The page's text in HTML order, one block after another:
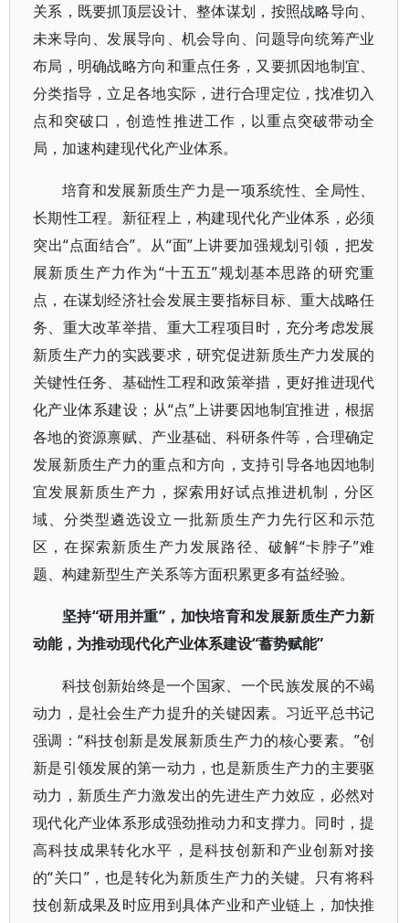
关系，既要抓顶层设计、整体谋划，按照战略导向、
未来导向、发展导向、机会导向、问题导向统筹产业
布局，明确战略方向和重点任务，又要抓因地制宜、
分类指导，立足各地实际，进行合理定位，找准切入
点和突破口，创造性推进工作，以重点突破带动全
局，加速构建现代化产业体系。
培育和发展新质生产力是一项系统性、全局性、
长期性工程。新征程上，构建现代化产业体系，必须
突出“点面结合”。从“面”上讲要加强规划引领，把发
展新质生产力作为“十五五”规划基本思路的研究重
点，在谋划经济社会发展主要指标目标、重大战略任
务、重大改革举措、重大工程项目时，充分考虑发展
新质生产力的实践要求，研究促进新质生产力发展的
关键性任务、基础性工程和政策举措，更好推进现代
化产业体系建设；从“点”上讲要因地制宜推进，根据
各地的资源禀赋、产业基础、科研条件等，合理确定
发展新质生产力的重点和方向，支持引导各地因地制
宜发展新质生产力，探索用好试点推进机制，分区
域、分类型遴选设立一批新质生产力先行区和示范
区，在探索新质生产力发展路径、破解“卡脖子”难
题、构建新型生产关系等方面积累更多有益经验。
坚持“研用并重”，加快培育和发展新质生产力新
动能，为推动现代化产业体系建设“蓄势赋能”
科技创新始终是一个国家、一个民族发展的不竭
动力，是社会生产力提升的关键因素。习近平总书记
强调：“科技创新是发展新质生产力的核心要素。”创
新是引领发展的第一动力，也是新质生产力的主要驱
动力，新质生产力激发出的先进生产力效应，必然对
现代化产业体系形成强劲推动力和支撑力。同时，提
高科技成果转化水平，是科技创新和产业创新对接
的“关口”，也是转化为新质生产力的关键。只有将科
技创新成果及时应用到具体产业和产业链上，加快推